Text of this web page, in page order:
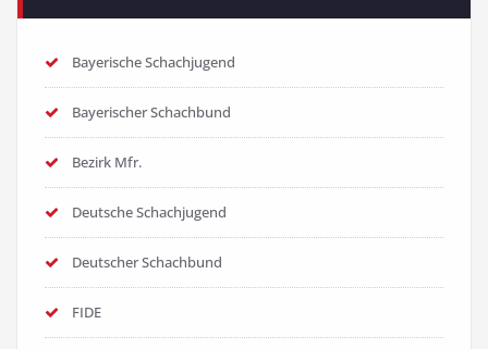
Bayerische Schachjugend
Bayerischer Schachbund
Bezirk Mfr.
Deutsche Schachjugend
Deutscher Schachbund
FIDE